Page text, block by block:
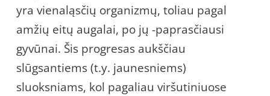
yra vienaląsčių organizmų, toliau pagal
amžių eitų augalai, po jų -paprasčiausi
gyvūnai. Šis progresas aukščiau
slūgsantiems (t.y. jaunesniems)
sluoksniams, kol pagaliau viršutiniuose